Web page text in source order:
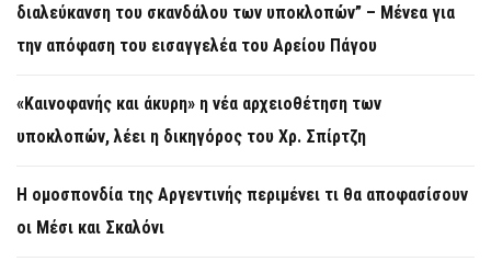
διαλεύκανση του σκανδάλου των υποκλοπών” – Μένεα για
την απόφαση του εισαγγελέα του Αρείου Πάγου
«Καινοφανής και άκυρη» η νέα αρχειοθέτηση των
υποκλοπών, λέει η δικηγόρος του Χρ. Σπίρτζη
Η ομοσπονδία της Αργεντινής περιμένει τι θα αποφασίσουν
οι Μέσι και Σκαλόνι